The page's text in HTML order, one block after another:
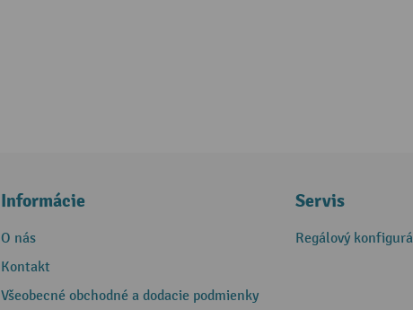
Informácie
O nás
Kontakt
Všeobecné obchodné a dodacie podmienky
Servis
Regálový